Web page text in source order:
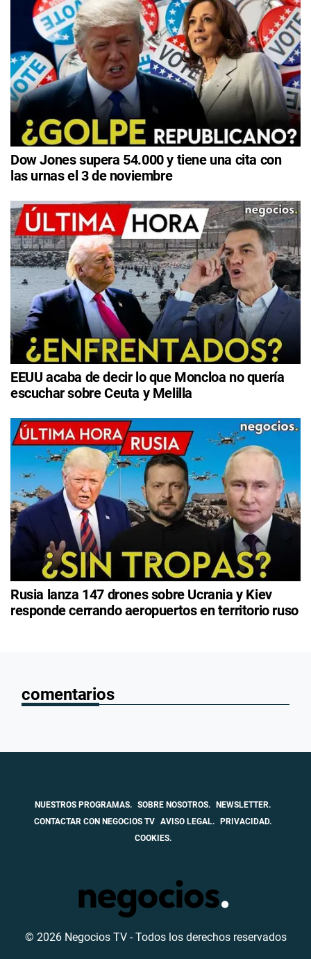
Dow Jones supera 54.000 y tiene una cita con
las urnas el 3 de noviembre
EEUU acaba de decir lo que Moncloa no quería
escuchar sobre Ceuta y Melilla
Rusia lanza 147 drones sobre Ucrania y Kiev
responde cerrando aeropuertos en territorio ruso
comentarios
NUESTROS PROGRAMAS. SOBRE NOSOTROS.
NEWSLETTER.
CONTACTAR CON NEGOCIOS TV AVISO LEGAL.
PRIVACIDAD.
COOKIES.
© 2026 Negocios TV - Todos los derechos reservados